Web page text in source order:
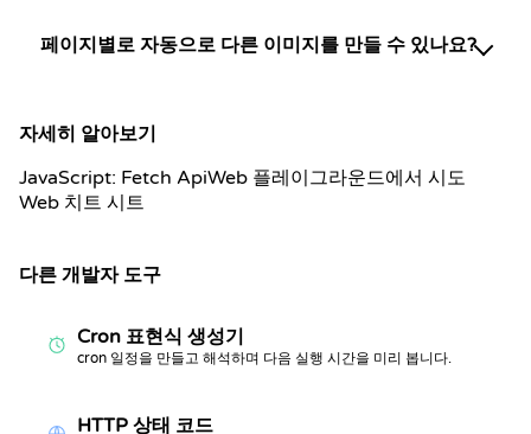
페이지별로 자동으로 다른 이미지를 만들 수 있나요?
자세히 알아보기
JavaScript: Fetch ApiWeb 플레이그라운드에서 시도
Web 치트 시트
다른 개발자 도구
Cron 표현식 생성기
cron 일정을 만들고 해석하며 다음 실행 시간을 미리 봅니다.
HTTP 상태 코드